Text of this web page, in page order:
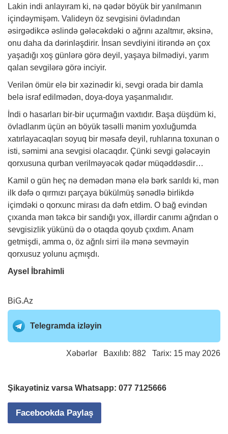
Lakin indi anlayıram ki, nə qədər böyük bir yanılmanın
içindəymişəm. Valideyn öz sevgisini övladından
əsirgədikcə əslində gələcəkdəki o ağrını azaltmır, əksinə,
onu daha da dərinləşdirir. İnsan sevdiyini itirəndə ən çox
yaşadığı xoş günlərə görə deyil, yaşaya bilmədiyi, yarım
qalan sevgilərə görə inciyir.
Verilən ömür elə bir xəzinədir ki, sevgi orada bir damla
belə israf edilmədən, doya-doya yaşanmalıdır.
İndi o hasarları bir-bir uçurmağın vaxtıdır. Başa düşdüm ki,
övladlarım üçün ən böyük təsəlli mənim yoxluğumda
xatırlayacaqları soyuq bir məsafə deyil, ruhlarına toxunan o
isti, səmimi ana sevgisi olacaqdır. Çünki sevgi gələcəyin
qorxusuna qurban verilməyəcək qədər müqəddəsdir…
Kamil o gün heç nə demədən mənə elə bərk sarıldı ki, mən
ilk dəfə o qırmızı parçaya bükülmüş sənədlə birlikdə
içimdəki o qorxunc mirası da dəfn etdim. O bağ evindən
çıxanda mən təkcə bir sandığı yox, illərdir canımı ağrıdan o
sevgisizlik yükünü də o otaqda qoyub çıxdım. Anam
getmişdi, amma o, öz ağrılı sirri ilə mənə sevməyin
qorxusuz yolunu açmışdı.
Aysel İbrahimli
BiG.Az
Telegramda izləyin
Xəbərlər Baxılıb: 882 Tarix: 15 may 2026
Şikayətiniz varsa Whatsapp: 077 7125666
Facebookda Paylaş